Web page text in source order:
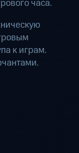
часа.
к играм.